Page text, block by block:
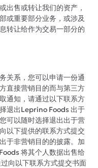
出售或转让我们的资产，
或重要部分业务，或涉及
转让给作为交易一部分的
关系，您可以申请一份通
直接营销目的而与第三方
通知，请通过以下联系方
退出Leprino Foods 出于
可以随时选择退出出于营
以下提供的联系方式提交
于非营销目的的披露。加
将其个人数据出售给
向以下联系方式提交书面